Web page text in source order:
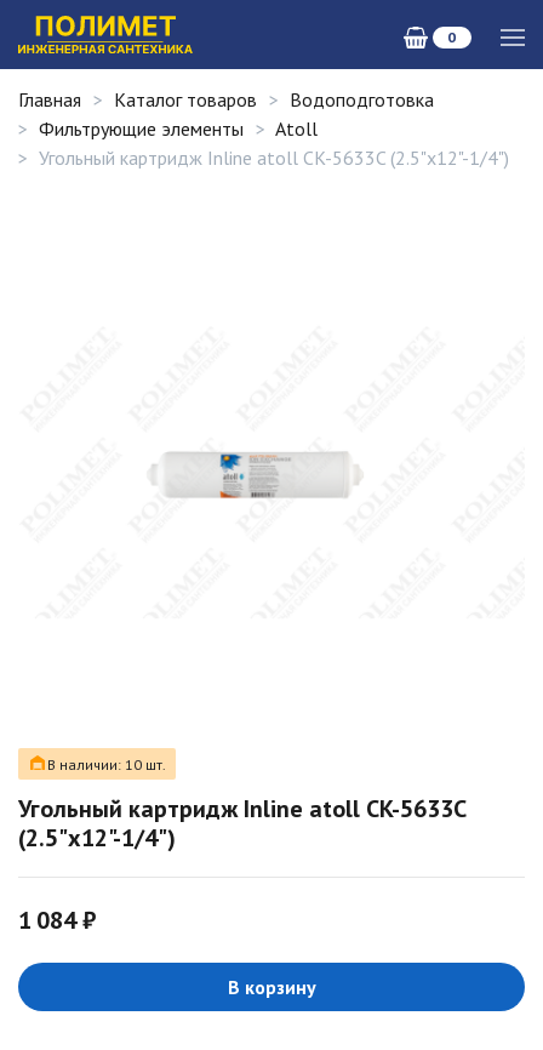
0
Главная Каталог товаров
Водоподготовка
Фильтрующие элементы
Atoll
Угольный картридж Inline atoll CK-5633C (2.5"x12"-1/4")
В наличии: 10 шт.
Угольный картридж Inline atoll CK-5633C
(2.5"x12"-1/4")
1 084 ₽
В корзину